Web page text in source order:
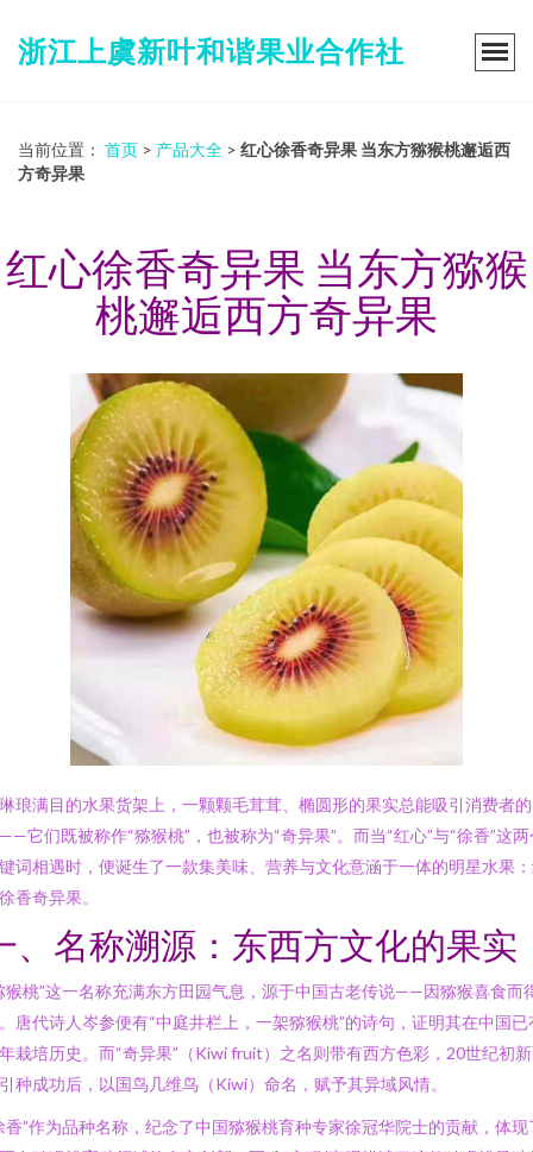
浙江上虞新叶和谐果业合作社
当前位置： 首页 > 产品大全 > 红心徐香奇异果 当东方猕猴桃邂逅西
方奇异果
红心徐香奇异果 当东方猕猴
桃邂逅西方奇异果
琅满目的水果货架上，一颗颗毛茸茸、椭圆形的果实总能吸引消费者
它们既被称作“猕猴桃”，也被称为“奇异果”。而当“红心”与“徐香”这
词相遇时，便诞生了一款集美味、营养与文化意涵于一体的明星水果
香奇异果。
、名称溯源：东西方文化的果实
猴桃”这一名称充满东方田园气息，源于中国古老传说——因猕猴喜食而
唐代诗人岑参便有“中庭井栏上，一架猕猴桃”的诗句，证明其在中国已
栽培历史。而“奇异果”（Kiwi fruit）之名则带有西方色彩，20世纪初
种成功后，以国鸟几维鸟（Kiwi）命名，赋予其异域风情。
香”作为品种名称，纪念了中国猕猴桃育种专家徐冠华院士的贡献，体现